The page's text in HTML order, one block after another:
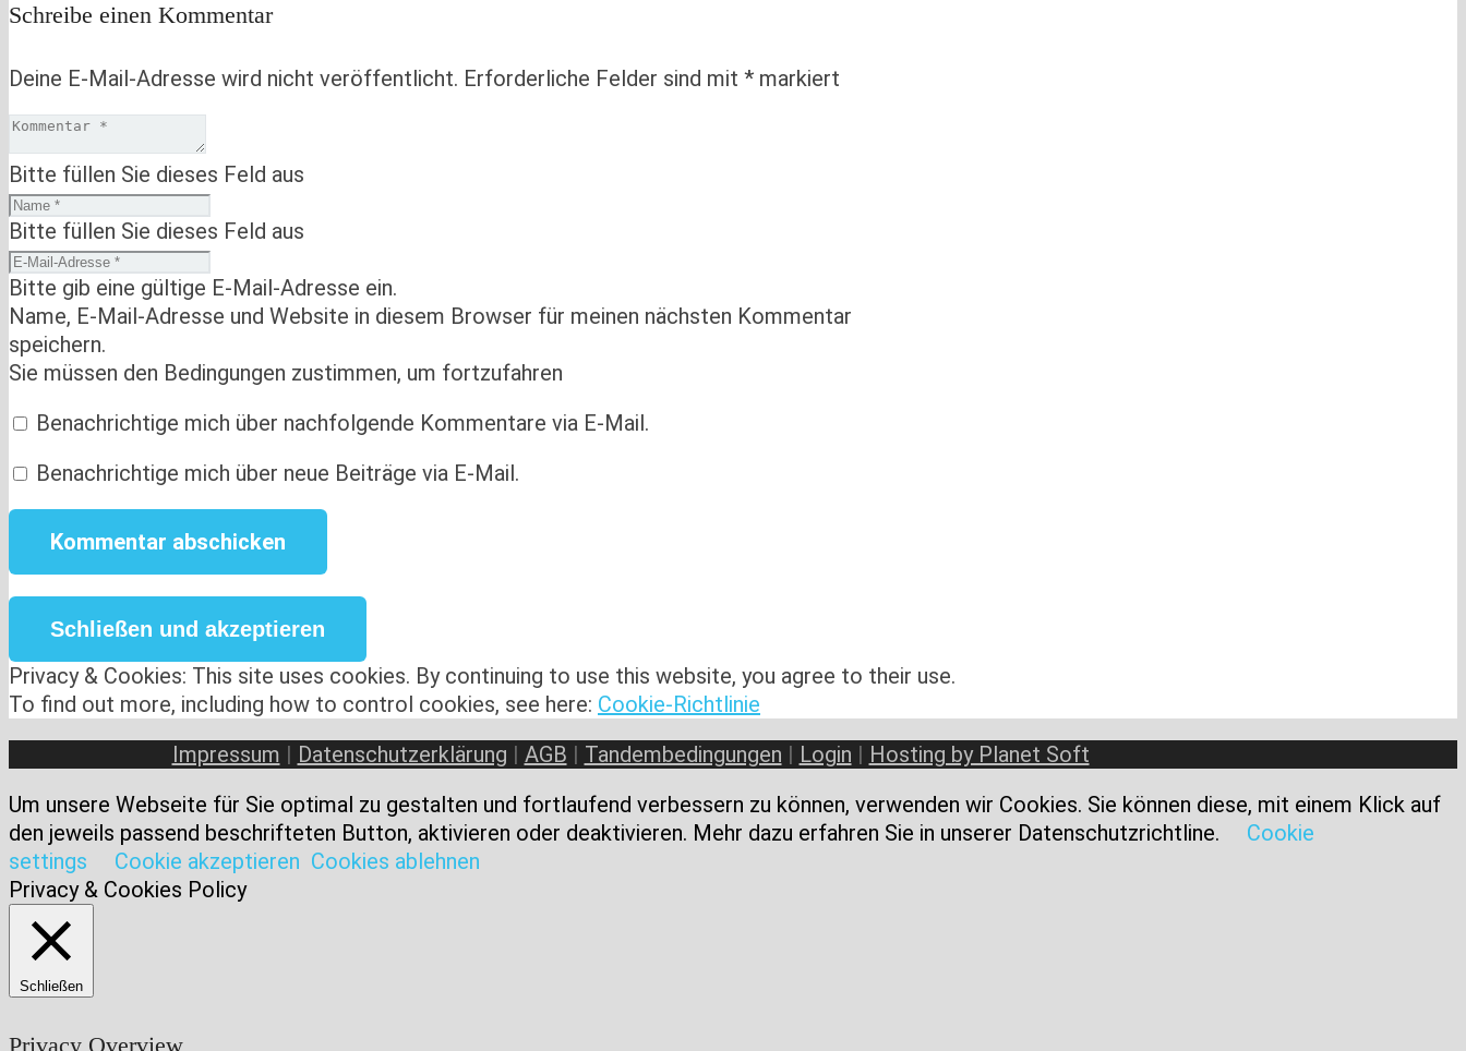
Schreibe einen Kommentar
Deine E-Mail-Adresse wird nicht veröffentlicht. Erforderliche Felder sind mit * markiert
Bitte füllen Sie dieses Feld aus
Bitte füllen Sie dieses Feld aus
Bitte gib eine gültige E-Mail-Adresse ein.
Name, E-Mail-Adresse und Website in diesem Browser für meinen nächsten Kommentar
speichern.
Sie müssen den Bedingungen zustimmen, um fortzufahren
Benachrichtige mich über nachfolgende Kommentare via E-Mail.
Benachrichtige mich über neue Beiträge via E-Mail.
Kommentar abschicken
Privacy & Cookies: This site uses cookies. By continuing to use this website, you agree to their use.
To find out more, including how to control cookies, see here: Cookie-Richtlinie
Impressum | Datenschutzerklärung | AGB | Tandembedingungen | Login | Hosting by Planet Soft
Um unsere Webseite für Sie optimal zu gestalten und fortlaufend verbessern zu können, verwenden wir Cookies. Sie können diese, mit einem Klick auf
den jeweils passend beschrifteten Button, aktivieren oder deaktivieren. Mehr dazu erfahren Sie in unserer Datenschutzrichtline.
Cookie
settings
Cookie akzeptieren Cookies ablehnen
Privacy & Cookies Policy
Schließen
Privacy Overview